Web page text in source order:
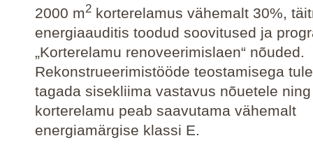
2000 m2 korterelamus vähemalt 30%,
energiaauditis toodud soovitused ja
„Korterelamu renoveerimislaen“ nõuded.
Rekonstrueerimistööde teostamisega
tagada sisekliima vastavus nõuetele ning
korterelamu peab saavutama vähemalt
energiamärgise klassi E.